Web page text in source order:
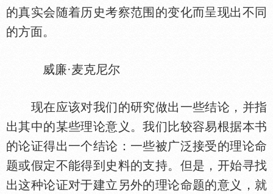
的真实会随着历史考察范围的变化而呈现出不同
的方面。
威廉·麦克尼尔
现在应该对我们的研究做出一些结论，并指
出其中的某些理论意义。我们比较容易根据本书
的论证得出一个结论：一些被广泛接受的理论命
题或假定不能得到史料的支持。但是，开始寻找
出这种论证对于建立另外的理论命题的意义，就